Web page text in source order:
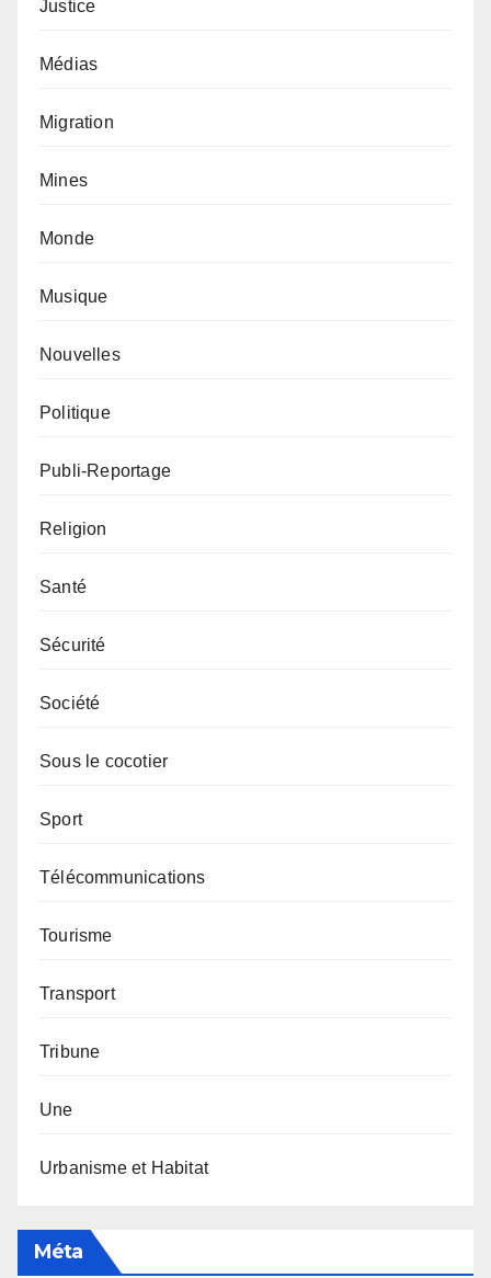
Justice
Médias
Migration
Mines
Monde
Musique
Nouvelles
Politique
Publi-Reportage
Religion
Santé
Sécurité
Société
Sous le cocotier
Sport
Télécommunications
Tourisme
Transport
Tribune
Une
Urbanisme et Habitat
Méta